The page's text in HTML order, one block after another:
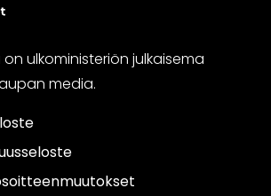
ulkoministeriön julkaisema
media.